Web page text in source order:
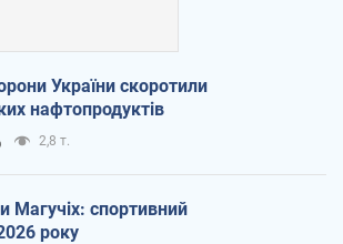
України скоротили
нафтопродуктів
2,8 т.
Магучіх: спортивний
року